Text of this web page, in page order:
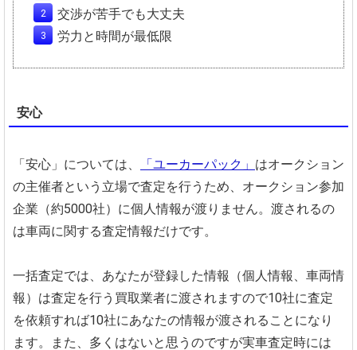
交渉が苦手でも大丈夫
労力と時間が最低限
安心
「安心」については、 「ユーカーパック」 はオークション
の主催者という立場で査定を行うため、オークション参加
企業（約5000社）に個人情報が渡りません。渡されるの
は車両に関する査定情報だけです。
一括査定では、あなたが登録した情報（個人情報、車両情
報）は査定を行う買取業者に渡されますので10社に査定
を依頼すれば10社にあなたの情報が渡されることになり
ます。また、多くはないと思うのですが実車査定時には